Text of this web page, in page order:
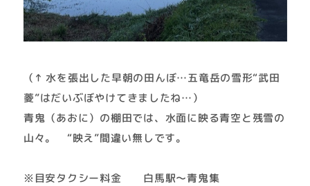
（↑ 水を張出した早朝の田んぼ…五竜岳の雪形“武田
菱”はだいぶぼやけてきましたね…）
青鬼（あおに）の棚田では、水面に映る青空と残雪の
山々。 “映え”間違い無しです。
※目安タクシー料金 白馬駅～青鬼集